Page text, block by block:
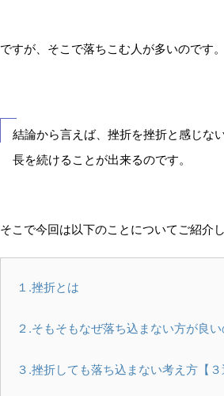
ですが、そこで落ちこむ人が多いのです。
結論から言えば、挫折を挫折と感じな
長を続けることが出来るのです。
そこで今回は以下のことについてご紹介
１.挫折とは
２.そもそもなぜ落ち込まない方が良
３.挫折しても落ち込まない考え方【３